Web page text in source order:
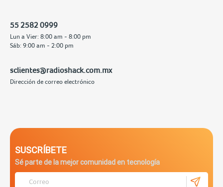
55 2582 0999
Lun a Vier: 8:00 am - 8:00 pm
Sáb: 9:00 am - 2:00 pm
sclientes@radioshack.com.mx
Dirección de correo electrónico
SUSCRÍBETE
Sé parte de la mejor comunidad en tecnología